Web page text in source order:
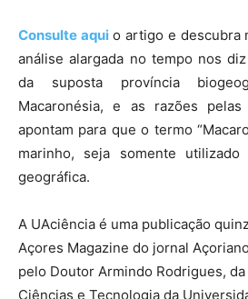
Consulte aquio artigo e descubra
análise alargada no tempo nos
da suposta província
Macaronésia, e as razões
apontam para que o termo
marinho, seja somente utilizado
geográfica.
A UAciência é uma publicação
Açores Magazine do jornal
pelo Doutor Armindo Rodrigues,
Ciências e Tecnologia da